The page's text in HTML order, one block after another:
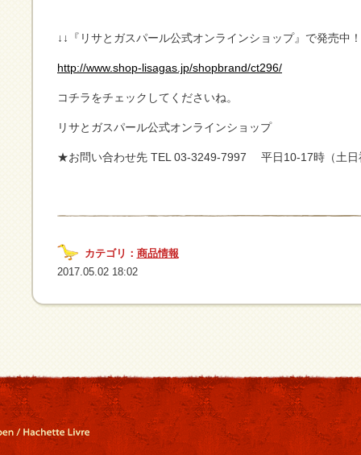
↓↓『リサとガスパール公式オンラインショップ』で発売中
http://www.shop-lisagas.jp/shopbrand/ct296/
コチラをチェックしてくださいね。
リサとガスパール公式オンラインショップ
★お問い合わせ先 TEL 03-3249-7997 平日10-17時（土日
カテゴリ： 商品情報
2017.05.02 18:02